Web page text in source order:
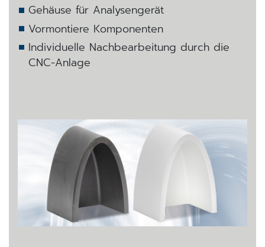
Gehäuse für Analysengerät
Vormontiere Komponenten
Individuelle Nachbearbeitung durch die
CNC-Anlage